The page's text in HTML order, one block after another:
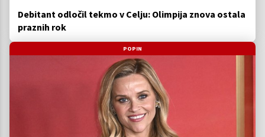
Debitant odločil tekmo v Celju: Olimpija znova ostala
praznih rok
POPIN